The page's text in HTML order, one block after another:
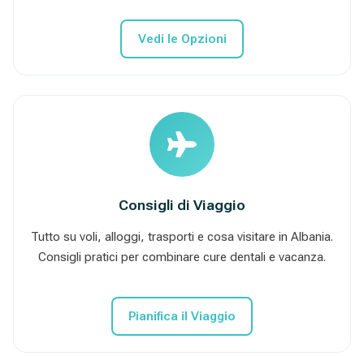
Vedi le Opzioni
Consigli di Viaggio
Tutto su voli, alloggi, trasporti e cosa visitare in Albania.
Consigli pratici per combinare cure dentali e vacanza.
Pianifica il Viaggio